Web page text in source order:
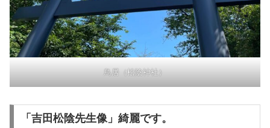
鳥居（松陰神社）
「吉田松陰先生像」綺麗です。